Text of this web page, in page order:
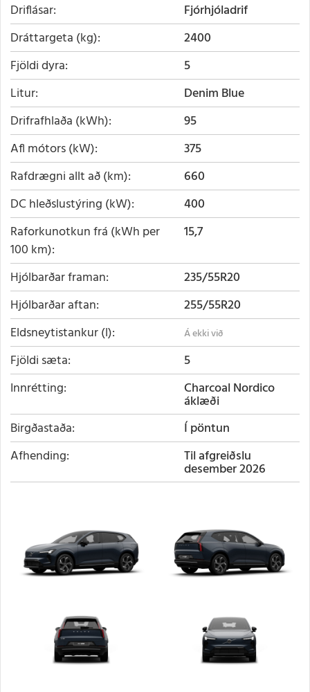
Driflásar
Fjórhjóladrif
Dráttargeta (kg)
2400
Fjöldi dyra
5
Litur
Denim Blue
Drifrafhlaða (kWh)
95
Afl mótors (kW)
375
Rafdrægni allt að (km)
660
DC hleðslustýring (kW)
400
Raforkunotkun frá (kWh per
100 km)
15,7
Hjólbarðar framan
235/55R20
Hjólbarðar aftan
255/55R20
Eldsneytistankur (l)
Fjöldi sæta
5
Innrétting
Charcoal Nordico
áklæði
Birgðastaða
Í pöntun
Afhending
Til afgreiðslu
desember 2026